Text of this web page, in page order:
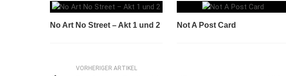
No Art No Street – Akt 1 und 2 Not A Post Card
VORHERIGER ARTIKEL